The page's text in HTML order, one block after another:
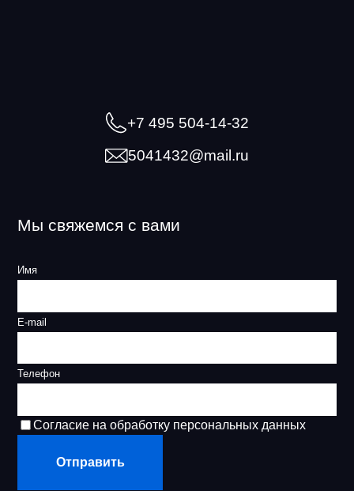
+7 495 504-14-32
5041432@mail.ru
Мы свяжемся с вами
Имя
E-mail
Телефон
Согласие на обработку персональных данных